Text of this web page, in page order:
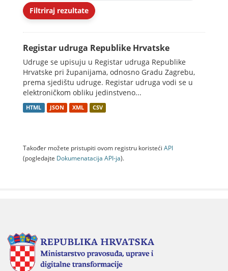
Filtriraj rezultate
Registar udruga Republike Hrvatske
Udruge se upisuju u Registar udruga Republike
Hrvatske pri županijama, odnosno Gradu Zagrebu,
prema sjedištu udruge. Registar udruga vodi se u
elektroničkom obliku jedinstveno...
HTML JSON XML CSV
Također možete pristupiti ovom registru koristeći API
(pogledajte Dokumenаtаcijа API-jа).